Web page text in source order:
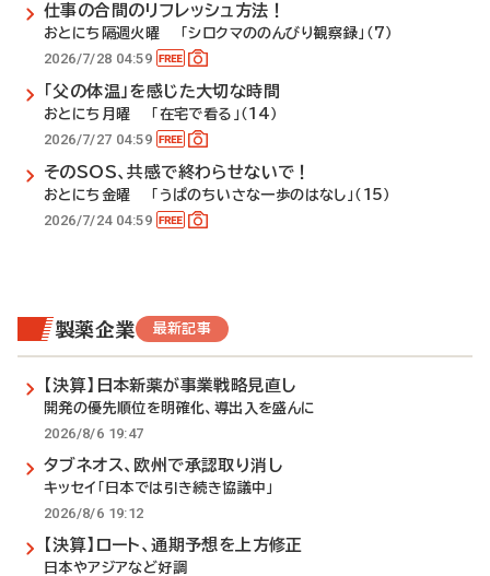
仕事の合間のリフレッシュ方法！
おとにち隔週火曜 「シロクマののんびり観察録」（7）
2026/7/28 04:59
「父の体温」を感じた大切な時間
おとにち月曜 「在宅で看る」（14）
2026/7/27 04:59
そのSOS、共感で終わらせないで！
おとにち金曜 「うぱのちいさな一歩のはなし」（15）
2026/7/24 04:59
製薬企業 最新記事
【決算】日本新薬が事業戦略見直し
開発の優先順位を明確化、導出入を盛んに
2026/8/6 19:47
タブネオス、欧州で承認取り消し
キッセイ「日本では引き続き協議中」
2026/8/6 19:12
【決算】ロート、通期予想を上方修正
日本やアジアなど好調